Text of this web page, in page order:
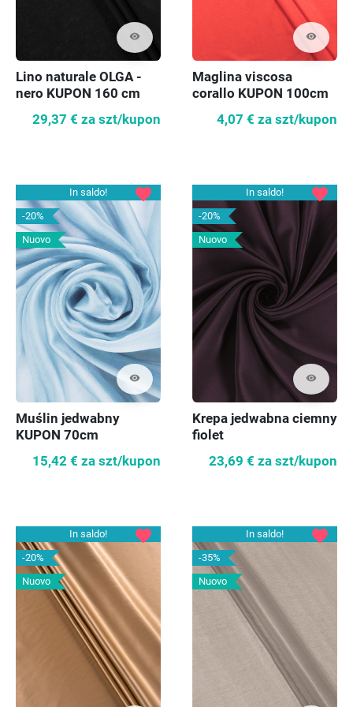
visibility
Lino naturale OLGA -
nero KUPON 160 cm
29,37 € za szt/kupon
visibility
Maglina viscosa
corallo KUPON 100cm
4,07 € za szt/kupon
In saldo!
-20%
Nuovo
visibility
favorite
Muślin jedwabny
KUPON 70cm
15,42 € za szt/kupon
In saldo!
-20%
Nuovo
visibility
favorite
Krepa jedwabna ciemny
fiolet
23,69 € za szt/kupon
In saldo!
-20%
Nuovo
favorite
In saldo!
-35%
Nuovo
favorite